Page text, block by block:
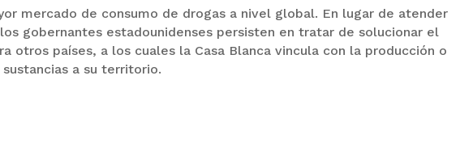
mercado de consumo de drogas a nivel global. En lugar de atender
gobernantes estadounidenses persisten en tratar de solucionar el
otros países, a los cuales la Casa Blanca vincula con la producción o
a su territorio.